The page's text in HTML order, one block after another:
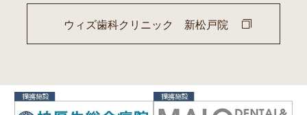
ウィズ歯科クリニック 新松戸院